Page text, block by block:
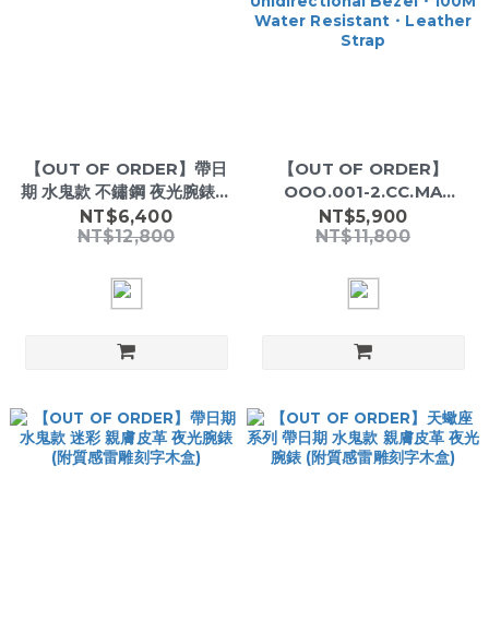
【OUT OF ORDER】帶日
期 水鬼款 不鏽鋼 夜光腕錶銀
藍鋼 (附質感雷雕刻字木盒)
NT$6,400
NT$12,800
【OUT OF ORDER】
OOO.001-2.CC.MA
Italian Diver Watch｜
Luminous Markers・
Unidirectional Bezel・
100M Water
Strap
NT$5,900
NT$11,800